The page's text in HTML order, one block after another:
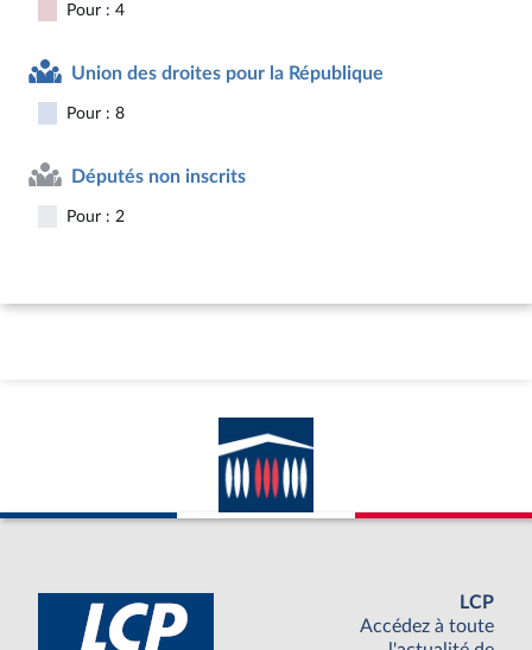
Pour : 4
Union des droites pour la République
Pour : 8
Députés non inscrits
Pour : 2
LCP
Accédez à toute